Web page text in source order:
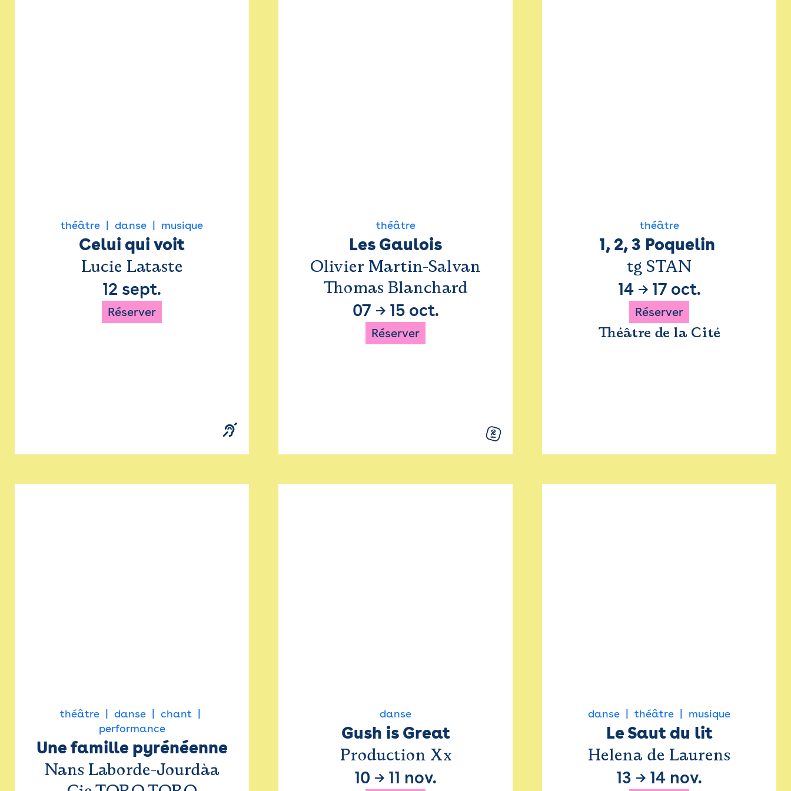
théâtre danse musique
Celui qui voit
Lucie Lataste
12 sept.
Réserver
théâtre
Les Gaulois
Olivier Martin-Salvan
Thomas Blanchard
07 → 15 oct.
Réserver
théâtre
1, 2, 3 Poquelin
tg STAN
14→ 17 oct.
Réserver
Théâtre de la Cité
théâtre danse
chant
performance
Une famille pyrénéenne
Nans Laborde-Jourdàa
danse
Gush is Great
Production Xx
10 → 11 nov.
danse théâtre musique
Le Saut du lit
Helena de Laurens
13 → 14 nov.